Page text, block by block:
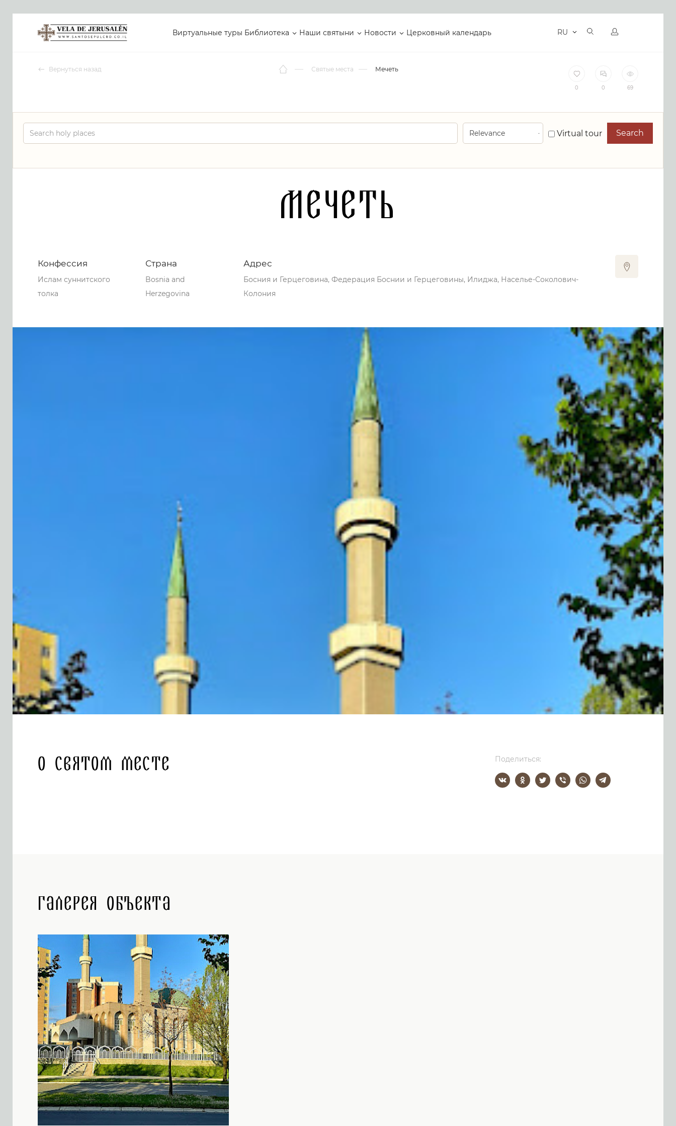
Виртуальные туры Библиотека Наши святыни Новости Церковный календарь RU
Вернуться назад Святые места Мечеть
0 0 69
Virtual tour Search
Мечеть
Конфессия
Ислам суннитского
толка
Страна
Bosnia and
Herzegovina
Адрес
Босния и Герцеговина, Федерация Боснии и Герцеговины, Илиджа, Населье-Соколович-
Колония
О святом месте Поделиться:
Галерея объекта